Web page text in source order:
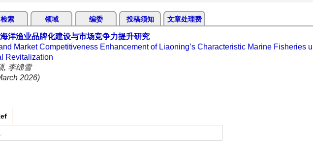
检索 领域 编委 投稿须知 文章处理费
洋渔业品牌化建设与市场竞争力提升研究
Market Competitiveness Enhancement of Liaoning’s Characteristic Marine Fisheries
Revitalization
, 李绵雪
2026)